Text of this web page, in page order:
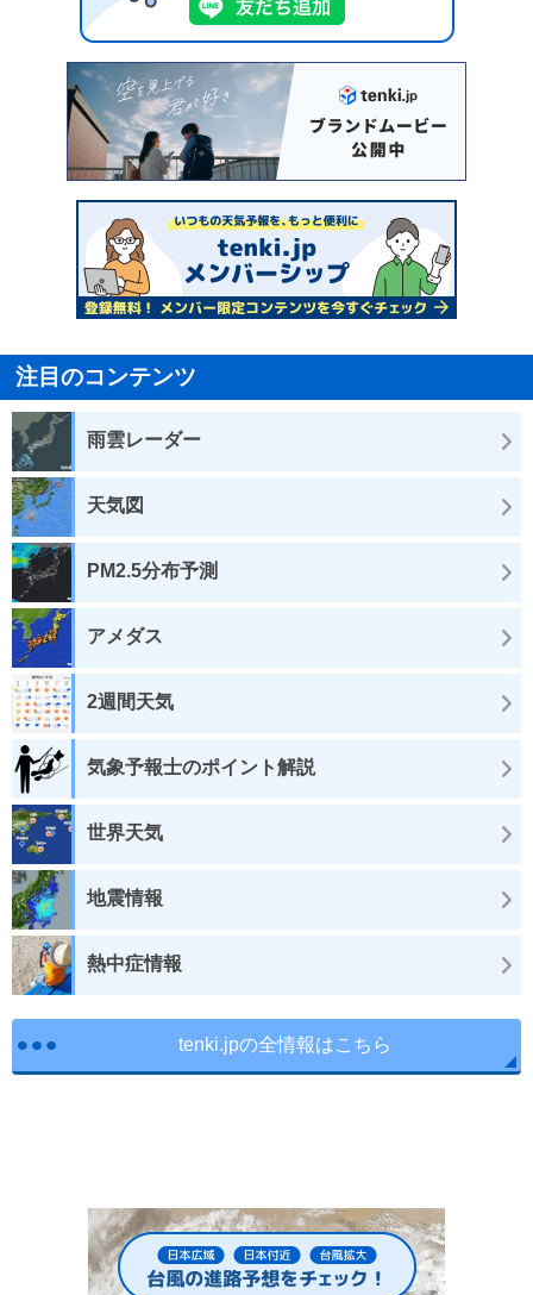
注目のコンテンツ
雨雲レーダー
天気図
PM2.5分布予測
アメダス
2週間天気
気象予報士のポイント解説
世界天気
地震情報
熱中症情報
tenki.jpの全情報はこちら